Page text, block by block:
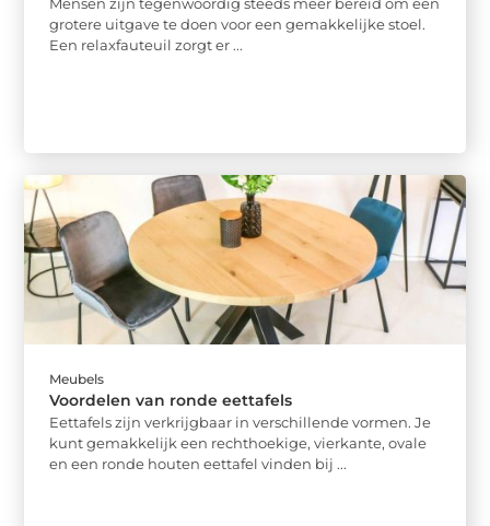
grotere uitgave te doen voor een gemakkelijke stoel.
Een relaxfauteuil zorgt er ...
Meubels
Voordelen van ronde eettafels
Eettafels zijn verkrijgbaar in verschillende vormen. Je
kunt gemakkelijk een rechthoekige, vierkante, ovale
en een ronde houten eettafel vinden bij ...